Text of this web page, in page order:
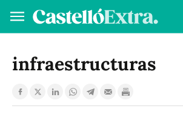
VA
infraestructuras